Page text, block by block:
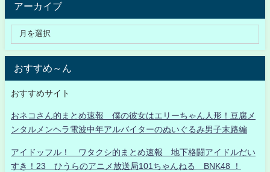
アーカイブ
おすすめ～ん
おすすめサイト
おネコさん的まとめ速報 僕の彼女はエリーちゃん人形！豆腐メ
ンタルメンヘラ電波中年アルバイターのぬいぐるみ男子末路編
アイドッフル！ ワタクシ的まとめ速報 地下格闘アイドルだい
すき！23 ひうらのアニメ放送局101ちゃんねる BNK48 ！